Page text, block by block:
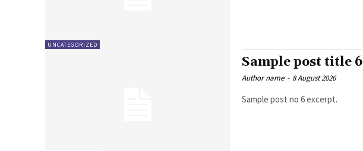
UNCATEGORIZED
Sample post title 6
Author name - 8 August 2026
Sample post no 6 excerpt.